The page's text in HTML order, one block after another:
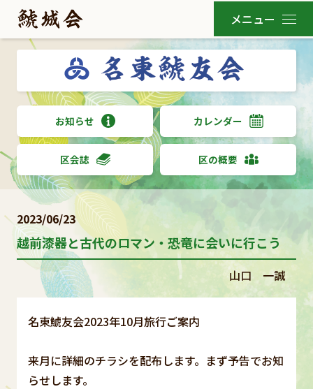
お知らせ カレンダー
区会誌 区の概要
2023/06/23
越前漆器と古代のロマン・恐竜に会いに行こう
山口 一誠
名東鯱友会2023年10月旅行ご案内
来月に詳細のチラシを配布します。まず予告でお知
らせします。